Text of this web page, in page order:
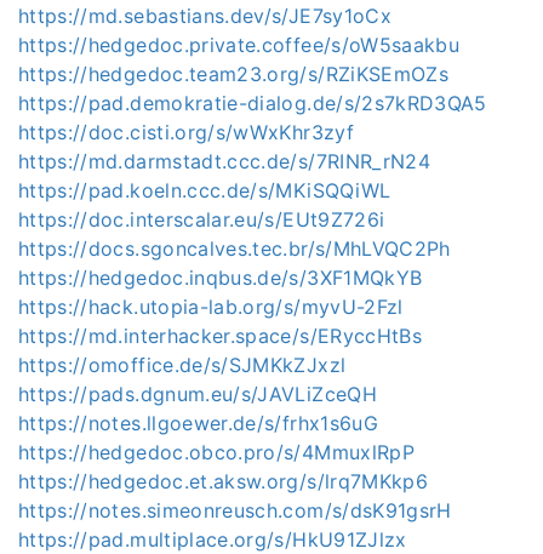
https://md.sebastians.dev/s/JE7sy1oCx
https://hedgedoc.private.coffee/s/oW5saakbu
https://hedgedoc.team23.org/s/RZiKSEmOZs
https://pad.demokratie-dialog.de/s/2s7kRD3QA5
https://doc.cisti.org/s/wWxKhr3zyf
https://md.darmstadt.ccc.de/s/7RINR_rN24
https://pad.koeln.ccc.de/s/MKiSQQiWL
https://doc.interscalar.eu/s/EUt9Z726i
https://docs.sgoncalves.tec.br/s/MhLVQC2Ph
https://hedgedoc.inqbus.de/s/3XF1MQkYB
https://hack.utopia-lab.org/s/myvU-2Fzl
https://md.interhacker.space/s/ERyccHtBs
https://omoffice.de/s/SJMKkZJxzl
https://pads.dgnum.eu/s/JAVLiZceQH
https://notes.llgoewer.de/s/frhx1s6uG
https://hedgedoc.obco.pro/s/4MmuxlRpP
https://hedgedoc.et.aksw.org/s/lrq7MKkp6
https://notes.simeonreusch.com/s/dsK91gsrH
https://pad.multiplace.org/s/HkU91ZJlzx